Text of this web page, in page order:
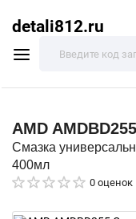
detali812.ru
AMD AMDBD255
Смазка
400мл
0 оценок